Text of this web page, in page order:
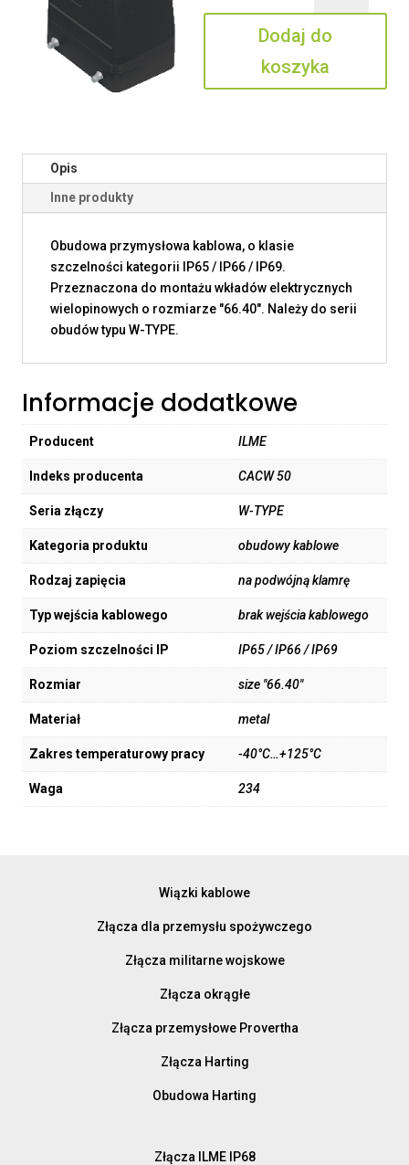
50
Dodaj do
koszyka
Opis
Inne produkty
Obudowa przymysłowa kablowa, o klasie
szczelności kategorii IP65 / IP66 / IP69.
Przeznaczona do montażu wkładów elektrycznych
wielopinowych o rozmiarze "66.40". Należy do serii
obudów typu W-TYPE.
Informacje dodatkowe
Producent ILME
Indeks producenta CACW 50
Seria złączy W-TYPE
Kategoria produktu obudowy kablowe
Rodzaj zapięcia na podwójną klamrę
Typ wejścia kablowego brak wejścia kablowego
Poziom szczelności IP IP65 / IP66 / IP69
Rozmiar size "66.40"
Materiał metal
Zakres temperaturowy pracy -40°C…+125°C
Waga 234
Wiązki kablowe
Złącza dla przemysłu spożywczego
Złącza militarne wojskowe
Złącza okrągłe
Złącza przemysłowe Provertha
Złącza Harting
Obudowa Harting
Złącza ILME IP68